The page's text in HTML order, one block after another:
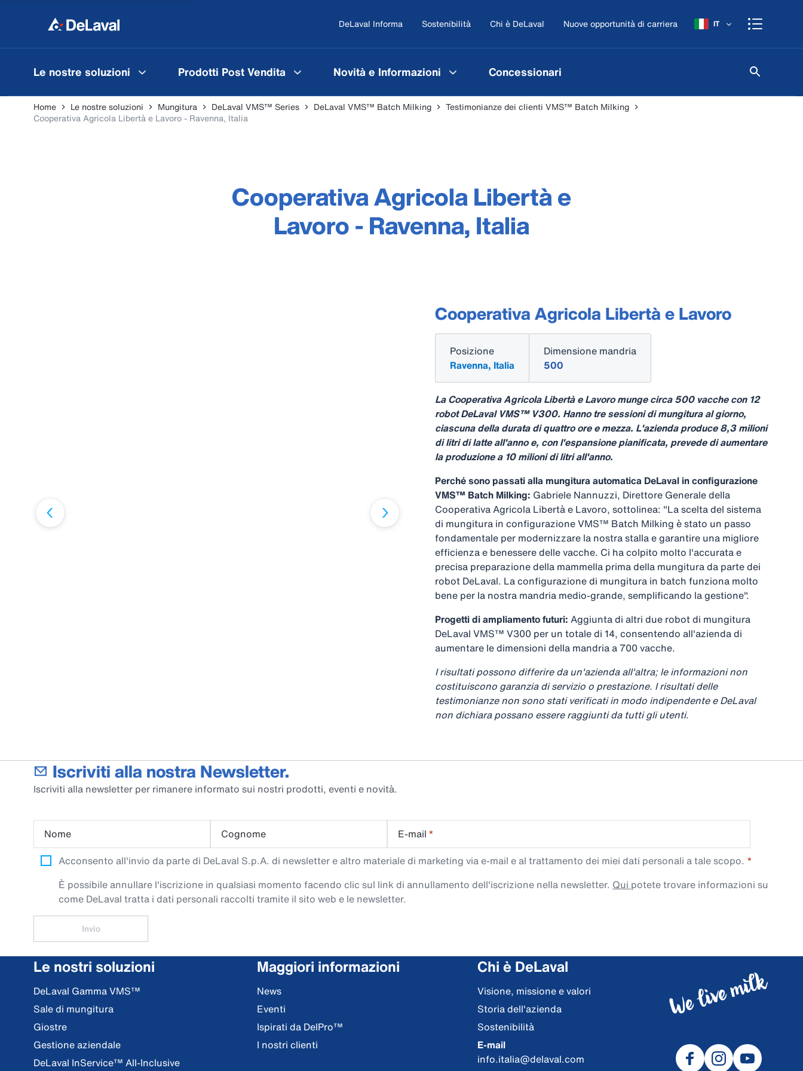
DeLaval Informa Sostenibilità Chi è DeLaval Nuove opportunità di carriera IT
Le nostre soluzioni Prodotti Post Vendita Novità e Informazioni Concessionari
Home Le nostre soluzioni Mungitura DeLaval VMS™ Series DeLaval VMS™ Batch Milking
Testimonianze dei clienti VMS™ Batch Milking
Cooperativa Agricola Libertà e Lavoro - Ravenna, Italia
Cooperativa Agricola Libertà e
Lavoro - Ravenna, Italia
Cooperativa Agricola Libertà e Lavoro
Posizione
Ravenna, Italia
Dimensione mandria
500
La Cooperativa Agricola Libertà e Lavoro munge circa 500 vacche con 12
robot DeLaval VMS™ V300. Hanno tre sessioni di mungitura al giorno,
ciascuna della durata di quattro ore e mezza. L'azienda produce 8,3 milioni
di litri di latte all'anno e, con l'espansione pianificata, prevede di aumentare
la produzione a 10 milioni di litri all'anno.
Perché sono passati alla mungitura automatica DeLaval in configurazione
VMS™ Batch Milking: Gabriele Nannuzzi, Direttore Generale della
Cooperativa Agricola Libertà e Lavoro, sottolinea: "La scelta del sistema
di mungitura in configurazione VMS™ Batch Milking è stato un passo
fondamentale per modernizzare la nostra stalla e garantire una migliore
efficienza e benessere delle vacche. Ci ha colpito molto l'accurata e
precisa preparazione della mammella prima della mungitura da parte dei
robot DeLaval. La configurazione di mungitura in batch funziona molto
bene per la nostra mandria medio-grande, semplificando la gestione".
Progetti di ampliamento futuri: Aggiunta di altri due robot di mungitura
DeLaval VMS™ V300 per un totale di 14, consentendo all'azienda di
aumentare le dimensioni della mandria a 700 vacche.
I risultati possono differire da un'azienda all'altra; le informazioni non
costituiscono garanzia di servizio o prestazione. I risultati delle
testimonianze non sono stati verificati in modo indipendente e DeLaval
non dichiara possano essere raggiunti da tutti gli utenti.
Iscriviti alla nostra Newsletter.
Iscriviti alla newsletter per rimanere informato sui nostri prodotti, eventi e novità.
Nome Cognome E-mail *
Acconsento all'invio da parte di DeLaval S.p.A. di newsletter e altro materiale di marketing via e-mail e al trattamento dei miei dati personali a tale scopo.
È possibile annullare l'iscrizione in qualsiasi momento facendo clic sul link di annullamento dell'iscrizione nella newsletter. Qui potete trovare informazioni su
come DeLaval tratta i dati personali raccolti tramite il sito web e le newsletter.
Invio
Le nostri soluzioni
DeLaval Gamma VMS™
Sale di mungitura
Giostre
Gestione aziendale
DeLaval InService™ All-Inclusive
Maggiori informazioni
News
Eventi
Ispirati da DelPro™
I nostri clienti
Chi è DeLaval
Visione, missione e valori
Storia dell'azienda
Sostenibilità
E-mail
info.italia@delaval.com